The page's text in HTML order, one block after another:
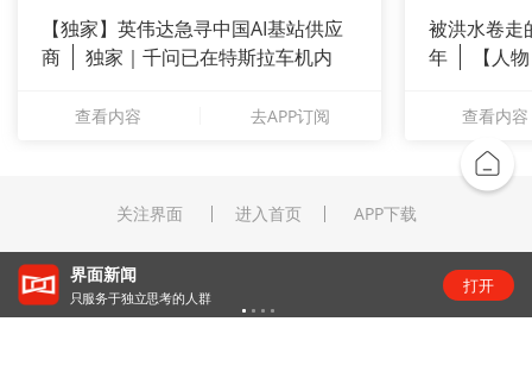
【独家】英伟达急寻中国AI基站供应
商
独家｜千问已在特斯拉车机内
查看内容 去APP订阅
被洪水卷走
年
【人
查看内容
关注界面 进入首页 APP下载
“锂业双雄”净利齐翻番，扣非净利却呈“冷暖”两
级
打开